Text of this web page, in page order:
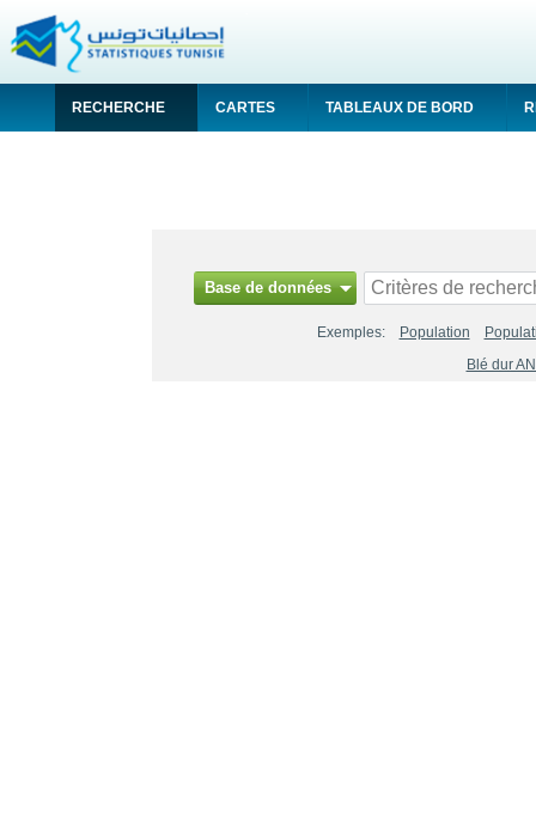
RECHERCHE CARTES TABLEAUX DE BORD
Base de données
Exemples: Population
Blé dur